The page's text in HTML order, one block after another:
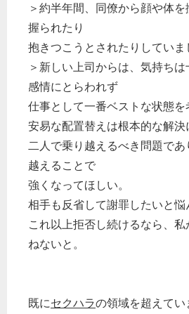
＞約半年間、同僚から顔や体
握られたり
抱きつこうとされたりしていま
＞新しい上司からは、気持ち
感情にとらわれず
仕事として一番ベストな状態を
安易な配置替えは根本的な解決
二人で乗り越えるべき問題であ
越えることで
強くなってほしい。
相手も反省して謝罪したいと悩
これ以上拒否し続けるなら、
ねないと。
既にセクハラの領域を超えてい